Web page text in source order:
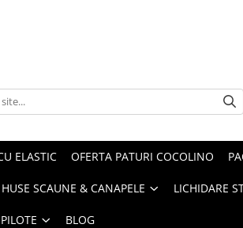
ELASTIC OFERTA PATURI COCOLINO
HUSE SCAUNE & CANAPELE LICHIDARE
BLOG